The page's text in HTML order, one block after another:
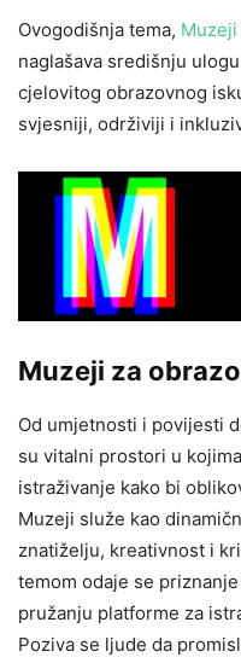
Ovogodišnja tema,
naglašava središnju
cjelovitog obrazovnog
svjesniji, održiviji i
Muzeji za
Od umjetnosti i povijesti
su vitalni prostori u
istraživanje kako bi
Muzeji služe kao
znatiželju, kreativnost i
temom odaje se
pružanju platforme za
Poziva se ljude da